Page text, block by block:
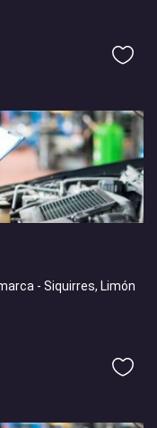
- Siquirres, Limón